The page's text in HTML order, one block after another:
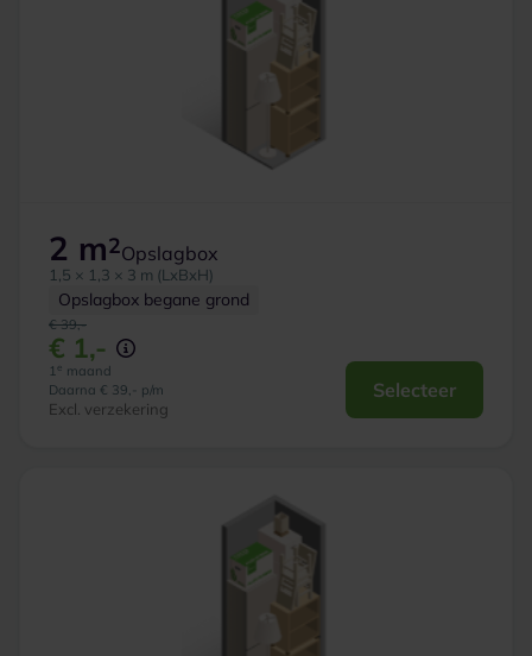
2 m2Opslagbox
1,5 × 1,3 × 3 m (LxBxH)
Opslagbox begane grond
€ 39,-
€ 1,-
1 e maand
Daarna € 39,- p/m
Excl. verzekering
Selecteer